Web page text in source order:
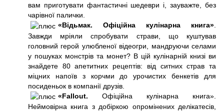
вам приготувати фантастичні шедеври і, зауважте, без
чарівної палички.
«Відьмак.
Офіційна кулінарна книга».
Завжди мріяли спробувати страви, що куштував
головний герой улюбленої відеогри, мандруючи селами
у пошуках монстрів та монет? В цій кулінарній книзі ви
знайдете 80 апетитних рецептів: від ситних страв та
міцних напоїв з корчми до урочистих бенкетів для
посиденьок в компанії друзів.
«Fallout. Офіційна кулінарна книга».
Неймовірна книга з добіркою опромінених делікатесів,